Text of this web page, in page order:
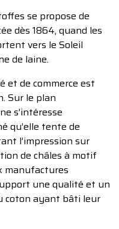
se propose de
dès 1864, quand les
vers le Soleil
de laine.
et de commerce est
Sur le plan
s’intéresse
qu’elle tente de
l’impression sur
de châles à motif
manufactures
une qualité et un
coton ayant bâti leur